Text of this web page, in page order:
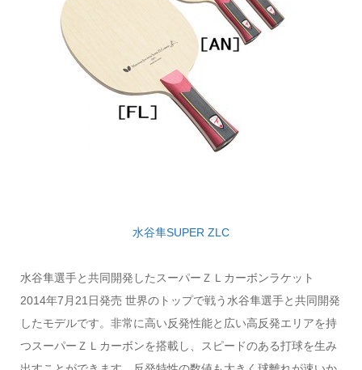
水谷隼SUPER ZLC
水谷隼選手と共同開発したスーパーＺＬカーボンラケット
2014年7月21日発売 世界のトップで戦う水谷隼選手と共同開発
したモデルです。非常に高い反発性能と広い高反発エリアを持
つスーパーＺＬカーボンを搭載し、スピードのある打球を生み